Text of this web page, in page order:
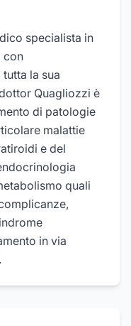
specialista in
con
la sua
Quagliozzi è
di patologie
malattie
e del
quali
in via